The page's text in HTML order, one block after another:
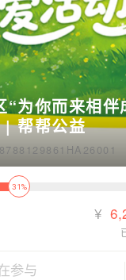
为你而来相伴
| 帮帮公益
31%
¥
参与